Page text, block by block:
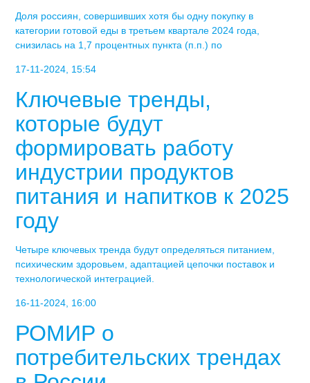
Доля россиян, совершивших хотя бы одну покупку в
категории готовой еды в третьем квартале 2024 года,
снизилась на 1,7 процентных пункта (п.п.) по
17-11-2024, 15:54
Ключевые тренды,
которые будут
формировать работу
индустрии продуктов
питания и напитков к 2025
году
Четыре ключевых тренда будут определяться питанием,
психическим здоровьем, адаптацией цепочки поставок и
технологической интеграцией.
16-11-2024, 16:00
РОМИР о
потребительских трендах